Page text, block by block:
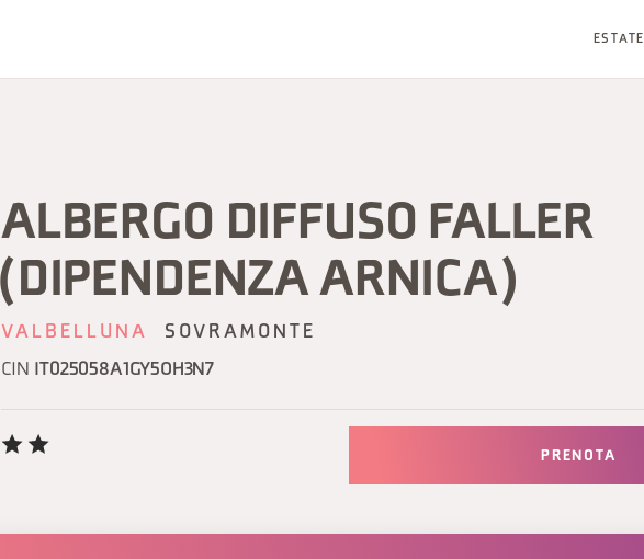
ESTATE
ALBERGO DIFFUSO FALLER
(DIPENDENZA ARNICA)
VALBELLUNA
SOVRAMONTE
CIN
IT025058A1GY5OH3N7
PRENOTA